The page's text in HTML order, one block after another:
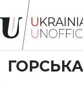
Головна
Про
проєкт